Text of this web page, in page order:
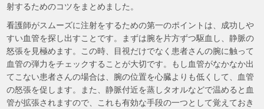
射するためのコツをまとめました。
看護師がスムーズに注射をするための第一のポイントは、成功しや
すい血管を探し出すことです。まずは腕を片方ずつ駆血し、静脈の
怒張を見極めます。この時、目視だけでなく患者さんの腕に触って
血管の弾力をチェックすることが大切です。もし血管がなかなか出
てこない患者さんの場合は、腕の位置を心臓よりも低くして、血管
の怒張を促します。また、静脈付近を蒸しタオルなどで温めると血
管が拡張されますので、これも有効な手段の一つとして覚えておき